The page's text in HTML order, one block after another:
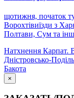
щотижня, початок
Ворохтівиїзди з
Полтави, Сум та
Натхнення Карпат.
Дністровсько-
Бакота
×